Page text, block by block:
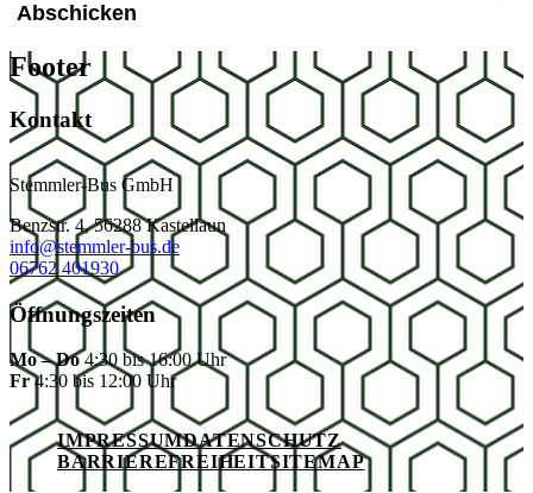
Footer
Kontakt
Stemmler-Bus GmbH
Benzstr. 4, 56288 Kastellaun
info@stemmler-bus.de
06762 401930
Öffnungszeiten
Mo – Do4:30 bis 16:00 Uhr
Fr4:30 bis 12:00 Uhr
IMPRESSUMDATENSCHUTZ
BARRIEREFREIHEITSITEMAP